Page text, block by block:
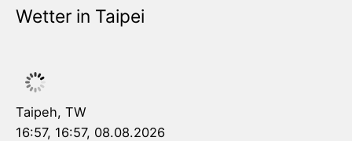
Wetter in Taipei
Taipeh, TW
16:57, 16:57, 08.08.2026